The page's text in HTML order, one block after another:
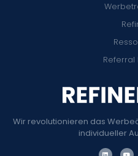
Wir revolutionieren das
individueller
Referral